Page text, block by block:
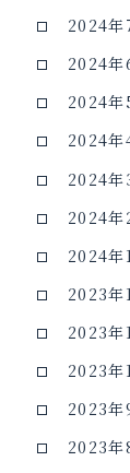
2024年
2024年
2024年
2024年
2024年
2024年
2024年
2023年
2023年
2023年
2023年
2023年